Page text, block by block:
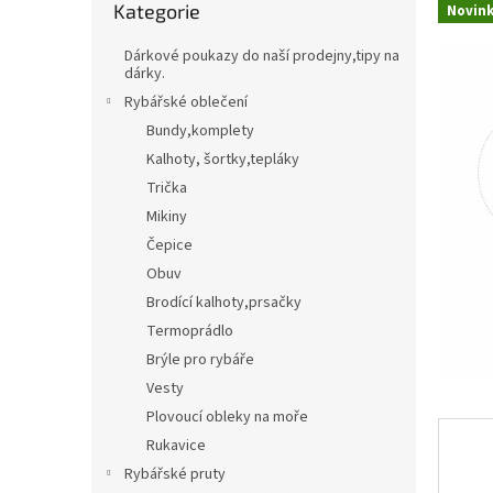
Třpytky,plandavky,Spinnerbaity,Spintaily
kategorie
Kategorie
Dárkové poukazy do naší prodejny,tipy na
dárky.
Rybářské oblečení
Bundy,komplety
Kalhoty, šortky,tepláky
Trička
Mikiny
Čepice
Obuv
Brodící kalhoty,prsačky
Termoprádlo
Brýle pro rybáře
Vesty
Plovoucí obleky na moře
Rukavice
Rybářské pruty